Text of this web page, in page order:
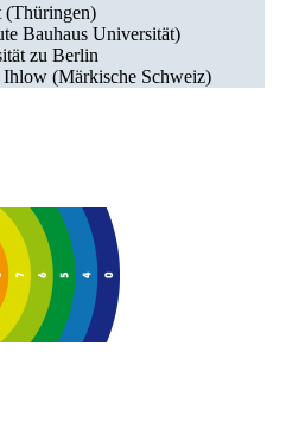
(Thüringen)
Bauhaus Universität)
zu Berlin
(Märkische Schweiz)